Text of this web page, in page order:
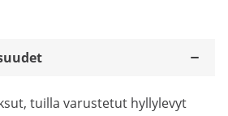
tuilla varustetut hyllylevyt